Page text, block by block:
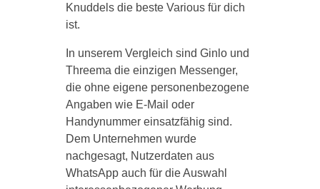
Knuddels die beste Various für dich
ist.
In unserem Vergleich sind Ginlo und
Threema die einzigen Messenger,
die ohne eigene personenbezogene
Angaben wie E-Mail oder
Handynummer einsatzfähig sind.
Dem Unternehmen wurde
nachgesagt, Nutzerdaten aus
WhatsApp auch für die Auswahl